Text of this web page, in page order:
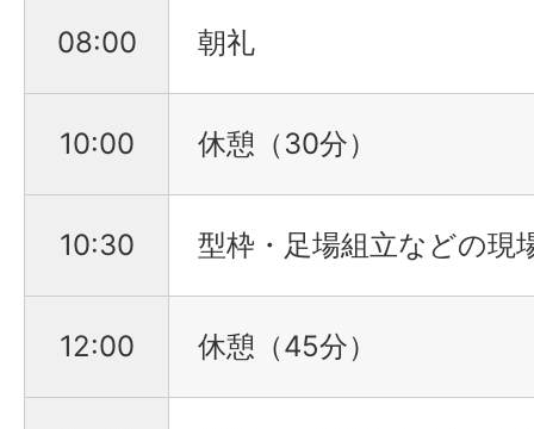
08:00 朝礼
10:00 休憩（30分）
10:30 型枠・足場組立などの現
12:00 休憩（45分）